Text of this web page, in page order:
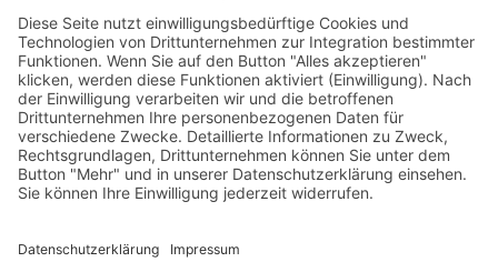
VORHERIGER EVENT
Workshop Yoga meets Oils für Kids ab 10
NÄCHSTER EVENT